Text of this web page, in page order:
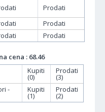
Prodati
Prodati
Prodati
cena : 68.46
Kupiti
(0)
Prodati
(3)
-
Kupiti
(1)
Prodati
(2)